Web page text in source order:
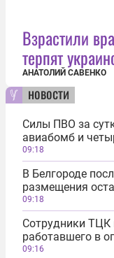
Взрастили
терпят
АНАТОЛИЙ САВЕНКО
новости
Силы ПВО за
авиабомб и
09:18
В Белгороде
размещения
09:18
Сотрудники ТЦК
работавшего в
09:16